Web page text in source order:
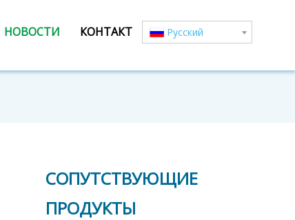
НОВОСТИ КОНТАКТ Pусский
СОПУТСТВУЮЩИЕ
ПРОДУКТЫ